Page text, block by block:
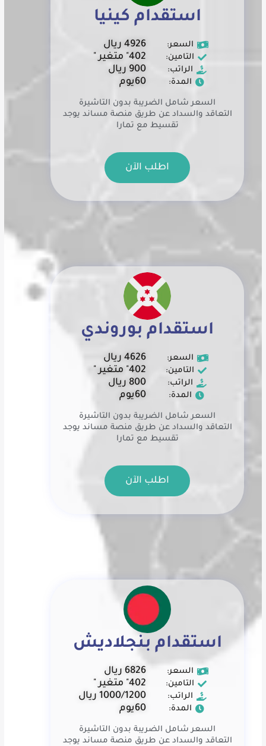
استقدام كينيا
السعر:
التامين:
الراتب:
المدة:
4926 ريال
402" متغير "
900 ريال
60يوم
السعر شامل الضريبة بدون التاشيرة
التعاقد والسداد عن طريق منصة مساند يوجد
تقسيط مع تمارا
اطلب الآن
استقدام بوروندي
السعر:
التامين:
الراتب:
المدة:
4626 ريال
402" متغير "
800 ريال
60يوم
السعر شامل الضريبة بدون التاشيرة
التعاقد والسداد عن طريق منصة مساند يوجد
تقسيط مع تمارا
اطلب الآن
استقدام بنجلاديش
السعر:
التامين:
الراتب:
المدة:
6826 ريال
402" متغير "
1000/1200 ريال
60يوم
السعر شامل الضريبة بدون التاشيرة
التعاقد والسداد عن طريق منصة مساند يوجد